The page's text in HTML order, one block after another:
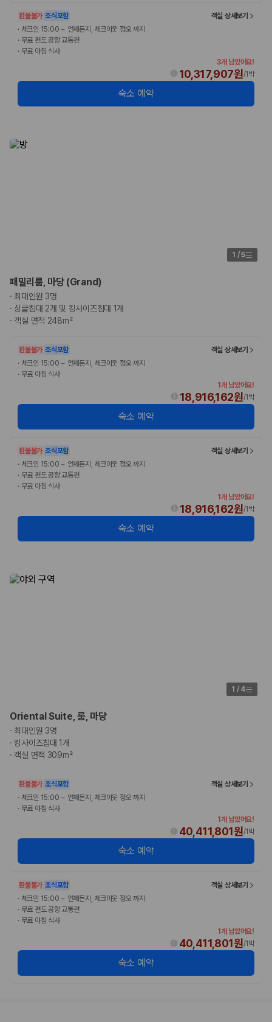
환불불가 조식포함
객실 상세보기
· 체크인 15:00 ~ 언제든지, 체크아웃 정오 까지
· 무료 편도 공항 교통편
· 무료 아침 식사
3개 남았어요!
10,317,907원/1박
숙소 예약
1 /5
패밀리룸, 마당 (Grand)
· 최대인원 3명
·싱글침대 2개 및 킹사이즈침대 1개
·객실 면적 248m²
환불불가 조식포함
객실 상세보기
· 체크인 15:00 ~ 언제든지, 체크아웃 정오 까지
· 무료 아침 식사
1개 남았어요!
18,916,162원/1박
숙소 예약
환불불가 조식포함
객실 상세보기
· 체크인 15:00 ~ 언제든지, 체크아웃 정오 까지
· 무료 편도 공항 교통편
· 무료 아침 식사
1개 남았어요!
18,916,162원/1박
숙소 예약
1 / 4
Oriental Suite, 룸, 마당
· 최대인원 3명
·킹사이즈침대 1개
·객실 면적 309m²
환불불가 조식포함
객실 상세보기
· 체크인 15:00 ~ 언제든지, 체크아웃 정오 까지
· 무료 아침 식사
1개 남았어요!
40,411,801원/1박
숙소 예약
환불불가 조식포함
객실 상세보기
· 체크인 15:00 ~ 언제든지, 체크아웃 정오 까지
· 무료 편도 공항 교통편
· 무료 아침 식사
1개 남았어요!
40,411,801원/1박
숙소 예약